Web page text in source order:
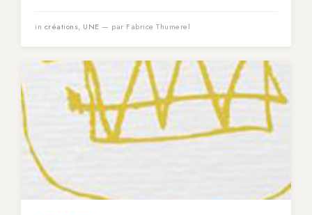
in créations, UNE — par Fabrice Thumerel